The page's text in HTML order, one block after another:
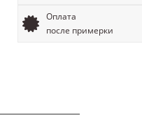
Оплата
после примерки